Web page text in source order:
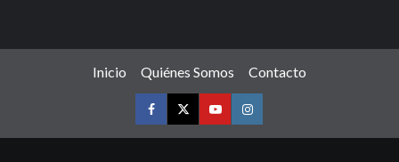
Inicio Quiénes Somos Contacto